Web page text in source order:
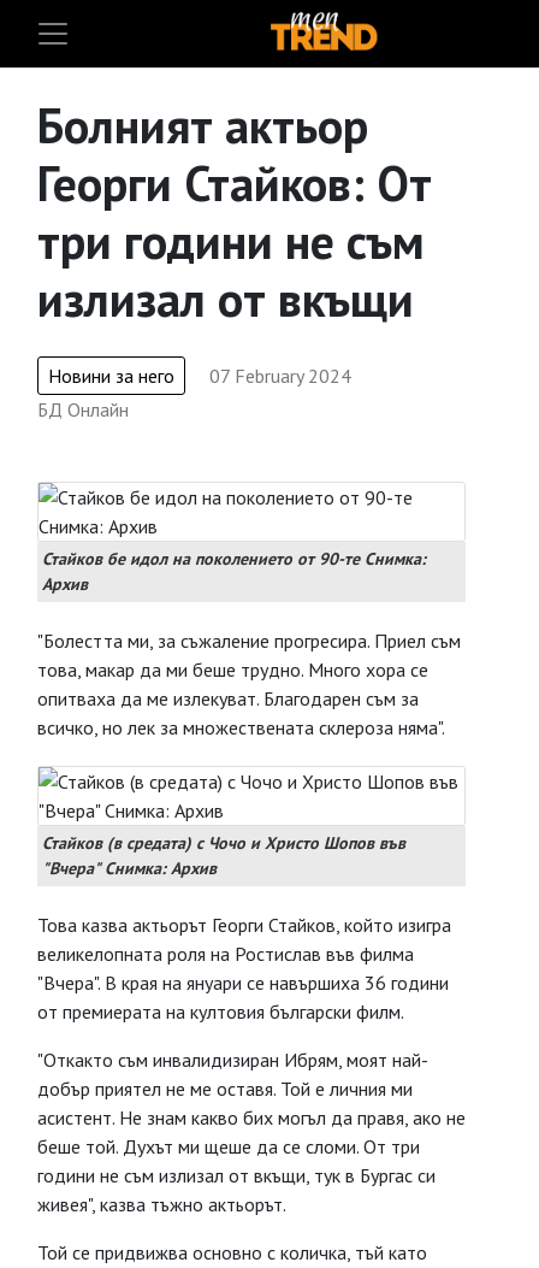
Болният актьор
Георги Стайков: От
три години не съм
излизал от вкъщи
Новини за него
07 February 2024
БД Онлайн
Стайков бе идол на поколението от 90-те Снимка:
Архив
"Болестта ми, за съжаление прогресира. Приел съм
това, макар да ми беше трудно. Много хора се
опитваха да ме излекуват. Благодарен съм за
всичко, но лек за множествената склероза няма".
Стайков (в средата) с Чочо и Христо Шопов във
"Вчера" Снимка: Архив
Това казва актьорът Георги Стайков, който изигра
великелопната роля на Ростислав във филма
"Вчера". В края на януари се навършиха 36 години
от премиерата на култовия български филм.
"Откакто съм инвалидизиран Ибрям, моят най-
добър приятел не ме оставя. Той е личния ми
асистент. Не знам какво бих могъл да правя, ако не
беше той. Духът ми щеше да се сломи. От три
години не съм излизал от вкъщи, тук в Бургас си
живея", казва тъжно актьорът.
Той се придвижва основно с количка, тъй като